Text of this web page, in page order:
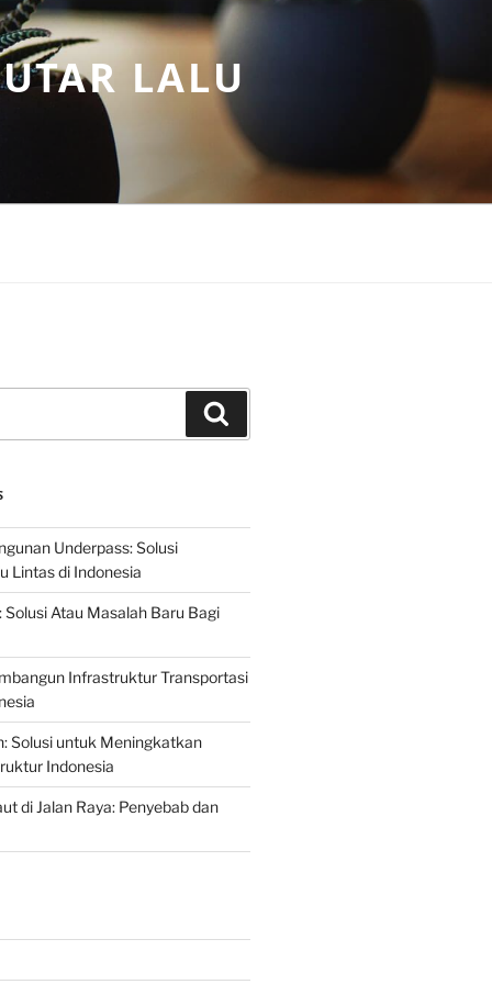
LALU
Underpass: Solusi
Lintas di Indonesia
Solusi Atau Masalah Baru Bagi
Infrastruktur Transportasi
Solusi untuk Meningkatkan
Indonesia
di Jalan Raya: Penyebab dan